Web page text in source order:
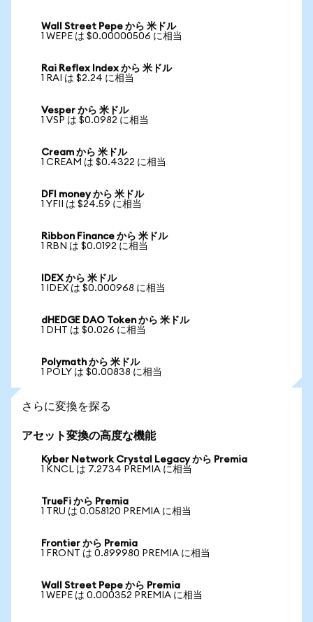
Wall Street Pepe から 米ドル
1 WEPE は $0.00000506 に相当
Rai Reflex Index から 米ドル
1 RAI は $2.24 に相当
Vesper から 米ドル
1 VSP は $0.0982 に相当
Cream から 米ドル
1 CREAM は $0.4322 に相当
DFI money から 米ドル
1 YFII は $24.59 に相当
Ribbon Finance から 米ドル
1 RBN は $0.0192 に相当
IDEX から 米ドル
1 IDEX は $0.000968 に相当
dHEDGE DAO Token から 米ドル
1 DHT は $0.026 に相当
Polymath から 米ドル
1 POLY は $0.00838 に相当
さらに変換を探る
アセット変換の高度な機能
Kyber Network Crystal Legacy から Premia
1 KNCL は 7.2734 PREMIA に相当
TrueFi から Premia
1 TRU は 0.058120 PREMIA に相当
Frontier から Premia
1 FRONT は 0.899980 PREMIA に相当
Wall Street Pepe から Premia
1 WEPE は 0.000352 PREMIA に相当